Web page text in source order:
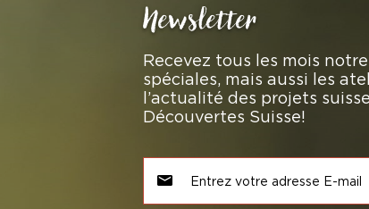
Newsletter
Recevez tous les mois
spéciales, mais aussi les
l’actualité des projets
Découvertes Suisse!